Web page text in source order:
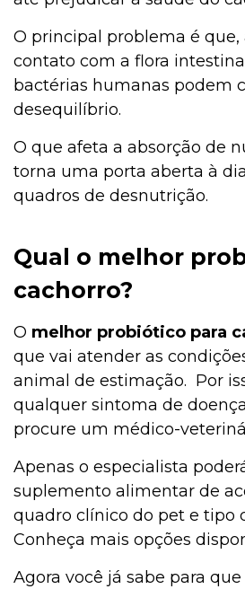
O principal problema é que,
contato com a flora
bactérias humanas podem
desequilíbrio.
O que afeta a absorção de
torna uma porta aberta à
quadros de desnutrição.
Qual o melhor
cachorro?
O melhor probiótico para
que vai atender as
animal de estimação. Por
qualquer sintoma de
procure um médico-
Apenas o especialista
suplemento alimentar de
quadro clínico do pet e tipo
Conheça mais opções
Agora você já sabe para